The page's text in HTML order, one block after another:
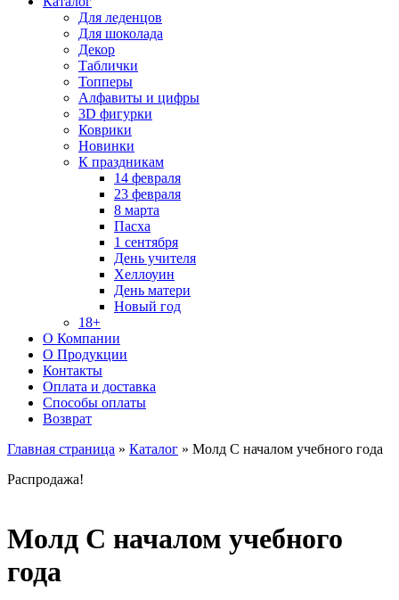
Для леденцов
Для шоколада
Декор
Таблички
Топперы
Алфавиты и цифры
3D фигурки
Коврики
Новинки
К праздникам
14 февраля
23 февраля
8 марта
Пасха
1 сентября
День учителя
Хеллоуин
День матери
Новый год
18+
О Компании
О Продукции
Контакты
Оплата и доставка
Способы оплаты
Возврат
Главная страница » Каталог » Молд С началом учебного года
Распродажа!
Молд С началом учебного
года